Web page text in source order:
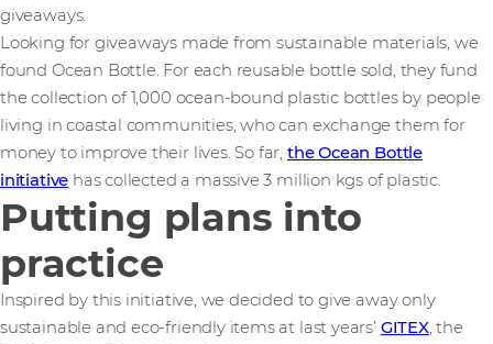
giveaways.
Looking for giveaways made from sustainable materials, we
found Ocean Bottle. For each reusable bottle sold, they fund
the collection of 1,000 ocean-bound plastic bottles by people
living in coastal communities, who can exchange them for
money to improve their lives. So far, the Ocean Bottle
initiative has collected a massive 3 million kgs of plastic.
Putting plans into
practice
Inspired by this initiative, we decided to give away only
sustainable and eco-friendly items at last years’ GITEX, the